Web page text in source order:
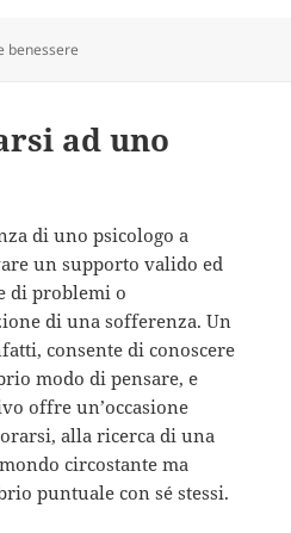
benessere
ad uno
di uno psicologo a
un supporto valido ed
di problemi o
di una sofferenza. Un
consente di conoscere
modo di pensare, e
offre un’occasione
alla ricerca di una
circostante ma
puntuale con sé stessi.